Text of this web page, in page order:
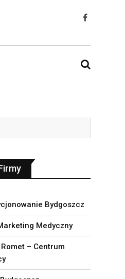
Bydgoszcz
Medyczny
– Centrum